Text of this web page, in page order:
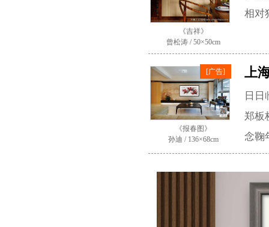
《吉祥》
曾松涛 / 50×50cm
相对
[广告]
《报春图》
孙迪 / 136×68cm
上
日
郑板
念鞠